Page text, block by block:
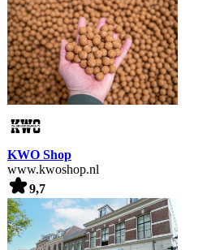
KWO Shop
www.kwoshop.nl
9,7